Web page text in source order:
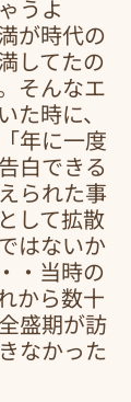
うよ
が時代の
してたの
そんなエ
た時に、
年に一度
白できる
られた事
して拡散
はないか
・当時の
から数十
盛期が訪
なかった